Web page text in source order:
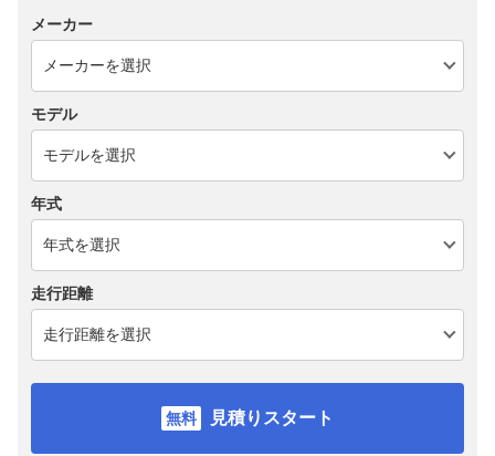
メーカー
モデル
年式
走行距離
見積りスタート